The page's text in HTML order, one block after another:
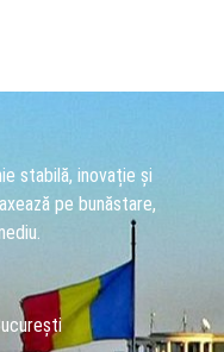
stabilă, inovație și
pe bunăstare,